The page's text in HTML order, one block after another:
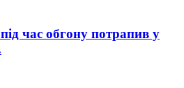
час обгону потрапив у